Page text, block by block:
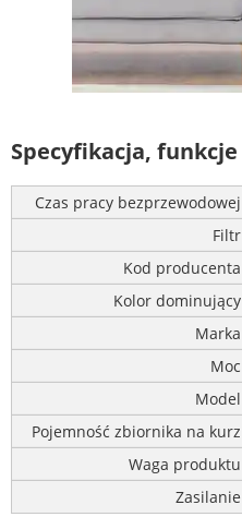
Specyfikacja, funkcje
Czas pracy bezprzewodowej
Filtr
Kod producenta
Kolor dominujący
Marka
Moc
Model
Pojemność zbiornika na kurz
Waga produktu
Zasilanie